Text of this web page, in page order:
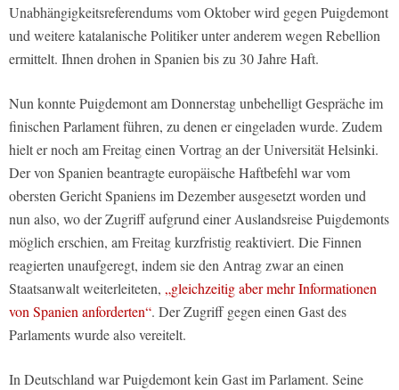
Unabhängigkeitsreferendums vom Oktober wird gegen Puigdemont
und weitere katalanische Politiker unter anderem wegen Rebellion
ermittelt. Ihnen drohen in Spanien bis zu 30 Jahre Haft.
Nun konnte Puigdemont am Donnerstag unbehelligt Gespräche im
finischen Parlament führen, zu denen er eingeladen wurde. Zudem
hielt er noch am Freitag einen Vortrag an der Universität Helsinki.
Der von Spanien beantragte europäische Haftbefehl war vom
obersten Gericht Spaniens im Dezember ausgesetzt worden und
nun also, wo der Zugriff aufgrund einer Auslandsreise Puigdemonts
möglich erschien, am Freitag kurzfristig reaktiviert. Die Finnen
reagierten unaufgeregt, indem sie den Antrag zwar an einen
Staatsanwalt weiterleiteten, „gleichzeitig aber mehr Informationen
von Spanien anforderten“. Der Zugriff gegen einen Gast des
Parlaments wurde also vereitelt.
In Deutschland war Puigdemont kein Gast im Parlament. Seine